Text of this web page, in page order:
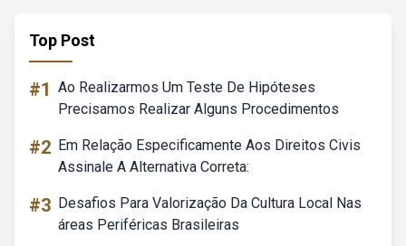
Top Post
#1 Ao Realizarmos Um Teste De Hipóteses
Precisamos Realizar Alguns Procedimentos
#2 Em Relação Especificamente Aos Direitos Civis
Assinale A Alternativa Correta:
#3 Desafios Para Valorização Da Cultura Local Nas
áreas Periféricas Brasileiras